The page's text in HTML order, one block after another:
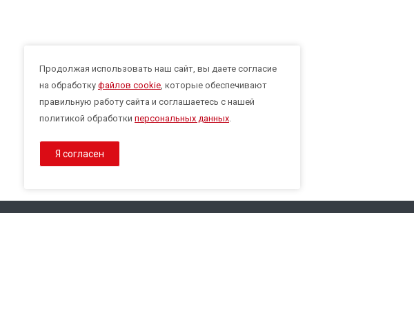
Продолжая использовать наш сайт, вы даете согласие
на обработку файлов cookie, которые обеспечивают
правильную работу сайта и соглашаетесь с нашей
политикой обработки персональных данных.
Я согласен